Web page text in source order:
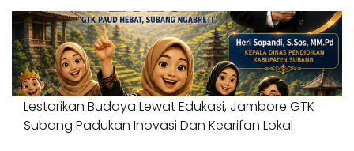
Lestarikan Budaya Lewat Edukasi, Jambore GTK
Subang Padukan Inovasi Dan Kearifan Lokal